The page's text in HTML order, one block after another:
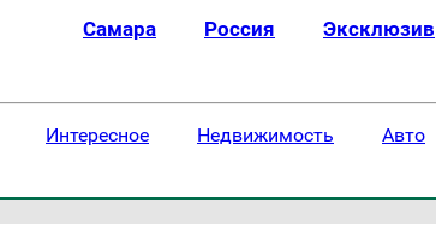
Самара Россия Эксклюзив
Интересное Недвижимость Авто